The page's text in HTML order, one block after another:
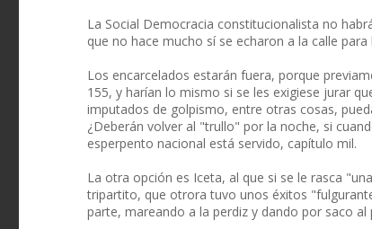
La Social Democracia constitucionalista no
que no hace mucho sí se echaron a la calle
Los encarcelados estarán fuera, porque
155, y harían lo mismo si se les exigiese jurar
imputados de golpismo, entre otras cosas,
¿Deberán volver al "trullo" por la noche, si
esperpento nacional está servido, capítulo mil.
La otra opción es Iceta, al que si se le rasca
tripartito, que otrora tuvo unos éxitos
parte, mareando a la perdiz y dando por saco al